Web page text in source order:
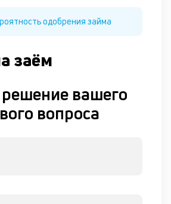
одобрения займа
заём
вашего
вопроса